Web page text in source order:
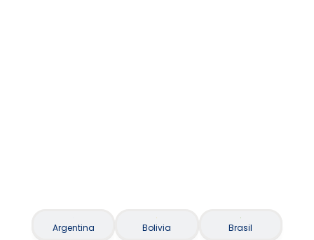
Argentina Bolivia Brasil